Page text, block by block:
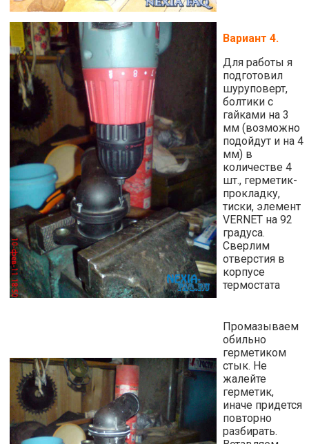
Вариант 4.
Для работы я
подготовил
шуруповерт,
болтики с
гайками на 3
мм (возможно
подойдут и на 4
мм) в
количестве 4
шт., герметик-
прокладку,
тиски, элемент
VERNET на 92
градуса.
Сверлим
отверстия в
корпусе
термостата
Промазываем
обильно
герметиком
стык. Не
жалейте
герметик,
иначе придется
повторно
разбирать.